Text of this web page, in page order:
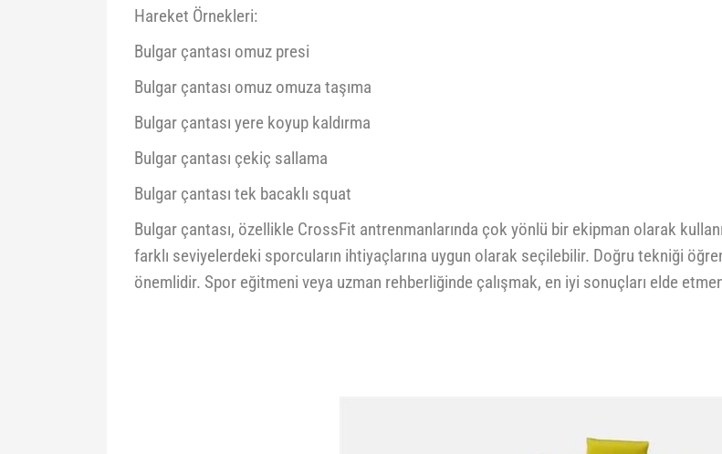
Hareket Örnekleri:
Bulgar çantası omuz presi
Bulgar çantası omuz omuza taşıma
Bulgar çantası yere koyup kaldırma
Bulgar çantası çekiç sallama
Bulgar çantası tek bacaklı squat
Bulgar çantası, özellikle CrossFit antrenmanlarında çok yönlü bir ekipman olarak
farklı seviyelerdeki sporcuların ihtiyaçlarına uygun olarak seçilebilir. Doğru tekniği
önemlidir. Spor eğitmeni veya uzman rehberliğinde çalışmak, en iyi sonuçları elde